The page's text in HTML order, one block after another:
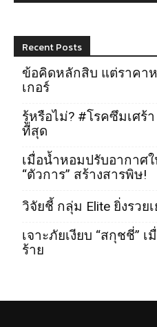
Recent Posts
ข้อคิดหลักสิบ แต่ราคา
เกอร์
รู้หรือไม่? #โรคซึมเศร้
ที่สุด
เมื่อน้ำหอมปรับอากาศ
“ตัวการ” สร้างสารพิษ!
วิจัยชี้ กลุ่ม Elite ยิ่งรวย
เจาะภัยเงียบ “สกุชชี่”
ร้าย